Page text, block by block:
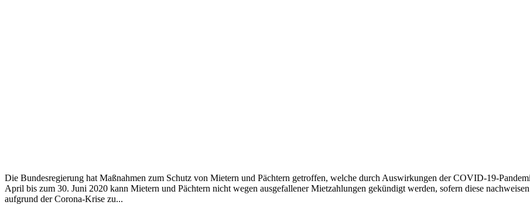
Die Bundesregierung hat Maßnahmen zum Schutz von Mietern und Pächtern getroffen, welche durch Auswirkungen der COVID-19-
April bis zum 30. Juni 2020 kann Mietern und Pächtern nicht wegen ausgefallener Mietzahlungen gekündigt werden, sofern diese
aufgrund der Corona-Krise zu...